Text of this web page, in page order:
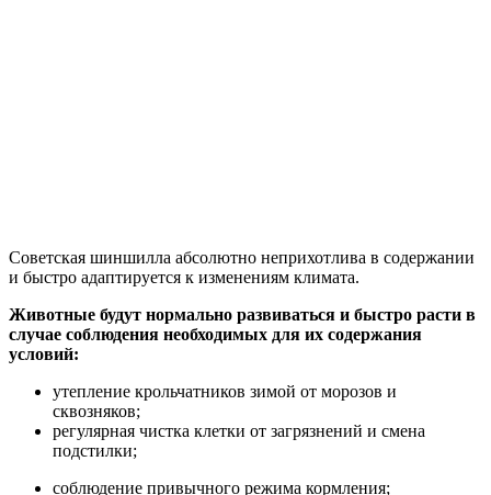
Советская шиншилла абсолютно неприхотлива в содержании
и быстро адаптируется к изменениям климата.
Животные будут нормально развиваться и быстро расти в
случае соблюдения необходимых для их содержания
условий:
утепление крольчатников зимой от морозов и
сквозняков;
регулярная чистка клетки от загрязнений и смена
подстилки;
соблюдение привычного режима кормления;